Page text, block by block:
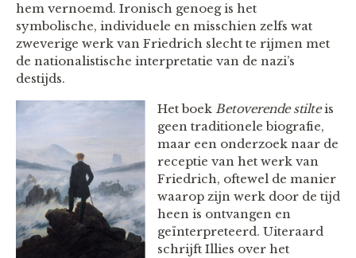
hem vernoemd. Ironisch genoeg is het
symbolische, individuele en misschien zelfs wat
zweverige werk van Friedrich slecht te rijmen met
de nationalistische interpretatie van de nazi’s
destijds.
Het boek Betoverende stilteis
geen traditionele biografie,
maar een onderzoek naar de
receptie van het werk van
Friedrich, oftewel de manier
waarop zijn werk door de tijd
heen is ontvangen en
geïnterpreteerd. Uiteraard
schrijft Illies over het